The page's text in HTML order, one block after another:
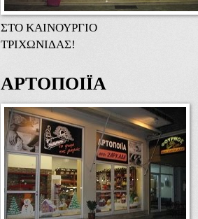
ΣΤΟ ΚΑΙΝΟΥΡΓΙΟ
ΤΡΙΧΩΝΙΔΑΣ!
ΑΡΤΟΠΟΙΪΑ